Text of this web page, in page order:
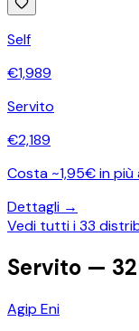
Self
€1,989
Servito
€2,189
Costa ~1,95€ in più
Dettagli →
Vedi tutti i33
Servito — 32
Agip Eni